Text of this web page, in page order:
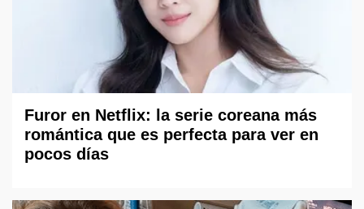
Furor en Netflix: la serie coreana más
romántica que es perfecta para ver en
pocos días